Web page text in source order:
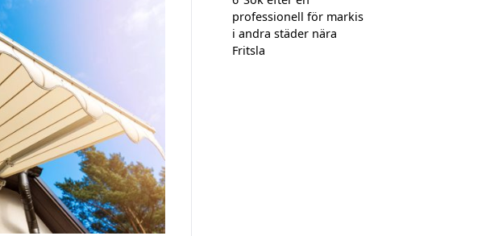
professionell för markis
i andra städer nära
Fritsla